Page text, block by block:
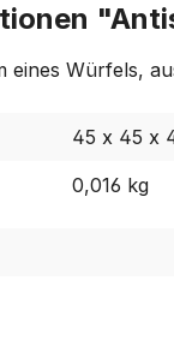
eines Würfels,
45 x 45 x
0,016 kg